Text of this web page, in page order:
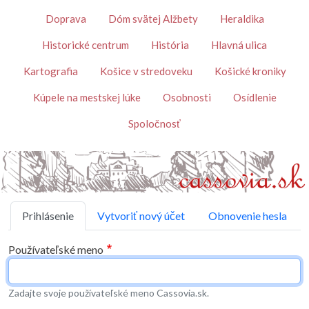
TémyDoprava Dóm svätej Alžbety Heraldika
Historické centrum História Hlavná ulica
Kartografia Košice v stredoveku Košické kroniky
Kúpele na mestskej lúke Osobnosti Osídlenie
Spoločnosť
Primárne karty
Prihlásenie Vytvoriť nový účet Obnovenie hesla
Používateľské meno
Zadajte svoje používateľské meno Cassovia.sk.